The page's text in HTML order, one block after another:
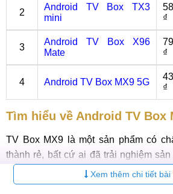
2
Android TV Box TX3
mini
₫
3
Android TV Box X96
Mate
₫
4 Android TV Box MX9 5G
₫
Tìm hiểu về Android TV Box
TV Box MX9 là một sản phẩm có
thành rẻ, bất cứ ai đã trải nghiệm
những đánh giá vô cùng tích cực:
Xem thêm chi tiết bài